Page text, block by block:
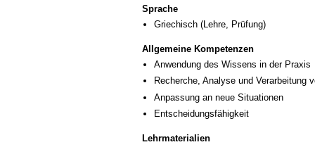
Sprache
Griechisch (Lehre, Prüfung)
Allgemeine Kompetenzen
Anwendung des Wissens in der Praxis
Recherche, Analyse und Verarbeitung
Anpassung an neue Situationen
Entscheidungsfähigkeit
Lehrmaterialien